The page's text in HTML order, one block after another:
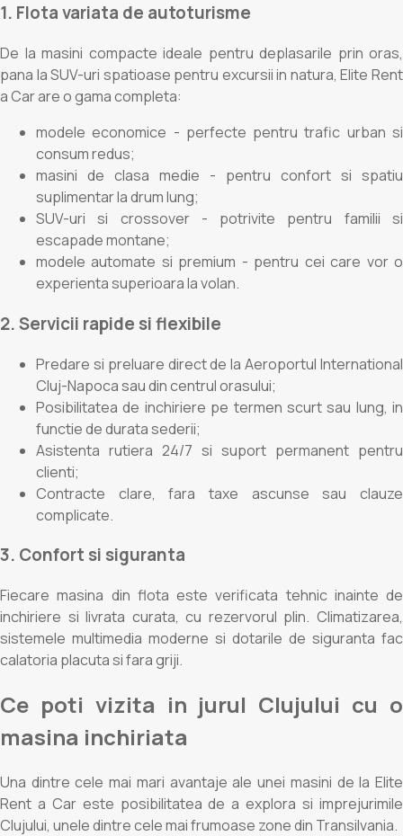
1. Flota variata de autoturisme
De la masini compacte ideale pentru deplasarile prin oras,
pana la SUV-uri spatioase pentru excursii in natura, Elite Rent
a Car are o gama completa:
modele economice - perfecte pentru trafic urban si
consum redus;
masini de clasa medie - pentru confort si spatiu
suplimentar la drum lung;
SUV-uri si crossover - potrivite pentru familii si
escapade montane;
modele automate si premium - pentru cei care vor o
experienta superioara la volan.
2. Servicii rapide si flexibile
Predare si preluare direct de la Aeroportul International
Cluj-Napoca sau din centrul orasului;
Posibilitatea de inchiriere pe termen scurt sau lung, in
functie de durata sederii;
Asistenta rutiera 24/7 si suport permanent pentru
clienti;
Contracte clare, fara taxe ascunse sau clauze
complicate.
3. Confort si siguranta
Fiecare masina din flota este verificata tehnic inainte de
inchiriere si livrata curata, cu rezervorul plin. Climatizarea,
sistemele multimedia moderne si dotarile de siguranta fac
calatoria placuta si fara griji.
Ce poti vizita in jurul Clujului cu o
masina inchiriata
Una dintre cele mai mari avantaje ale unei masini de la Elite
Rent a Car este posibilitatea de a explora si imprejurimile
Clujului, unele dintre cele mai frumoase zone din Transilvania.